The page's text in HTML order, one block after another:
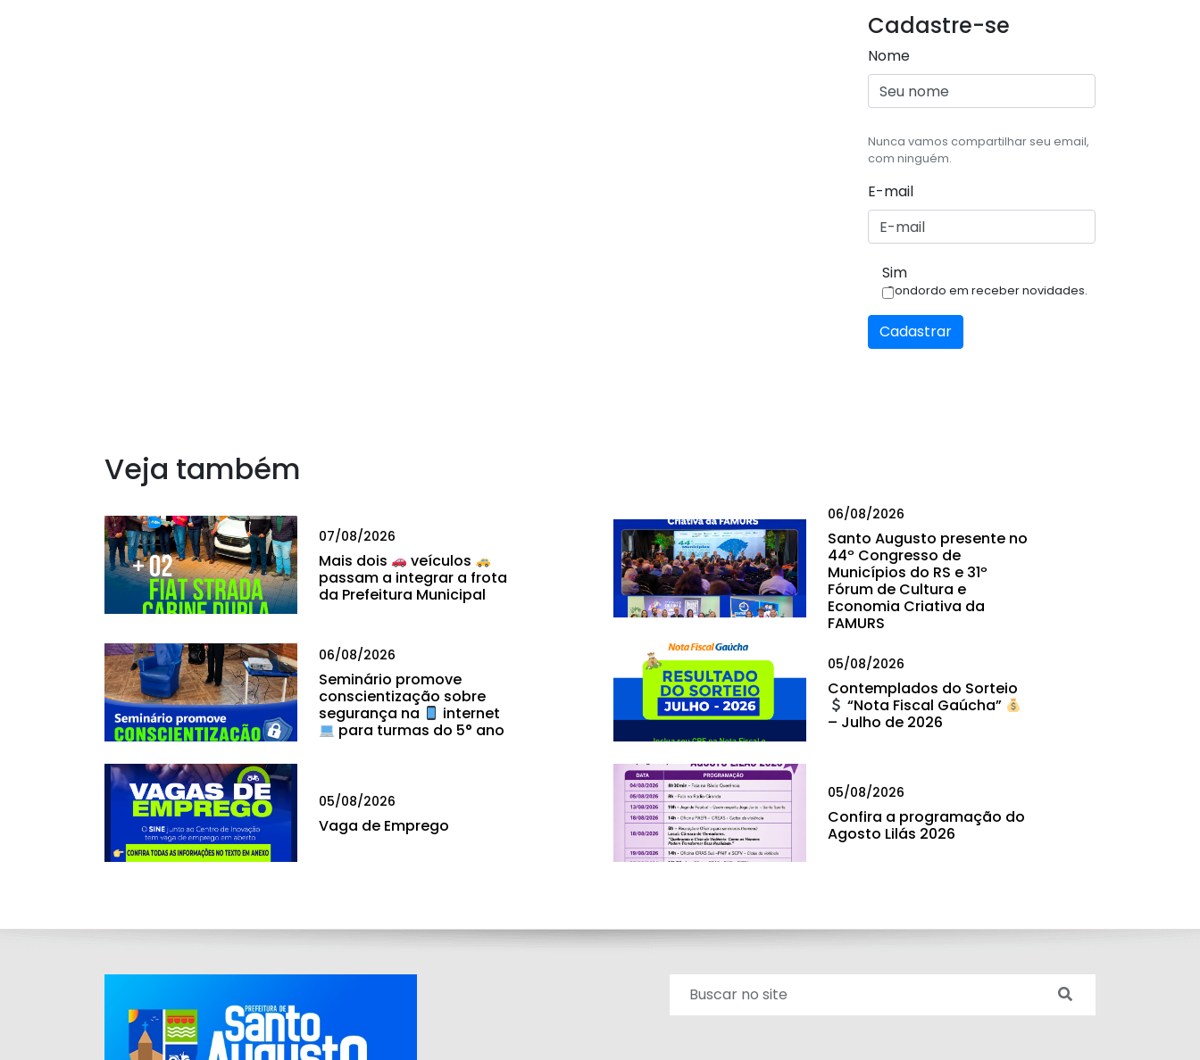
Cadastre-se
Nome
Nunca vamos compartilhar seu email,
com ninguém.
E-mail
Sim
Condordo em receber novidades.
Cadastrar
Veja também
07/08/2026
Mais dois
veículos
passam a integrar a frota
da Prefeitura Municipal
06/08/2026
Santo Augusto presente no
44º Congresso de
Municípios do RS e 31º
Fórum de Cultura e
Economia Criativa da
FAMURS
06/08/2026
Seminário promove
conscientização sobre
segurança na
internet
para turmas do 5° ano
05/08/2026
Contemplados do Sorteio
“Nota Fiscal Gaúcha”
– Julho de 2026
05/08/2026
Vaga de Emprego
05/08/2026
Confira a programação do
Agosto Lilás 2026